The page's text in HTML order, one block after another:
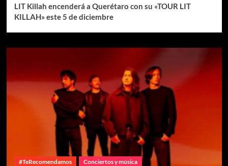
LIT Killah encenderá a Querétaro con su «TOUR LIT
KILLAH» este 5 de diciembre
#TeRecomendamos Conciertos y música